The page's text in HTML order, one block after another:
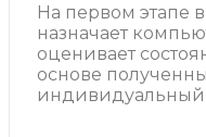
На первом этапе
назначает
оценивает
основе
индивидуальный